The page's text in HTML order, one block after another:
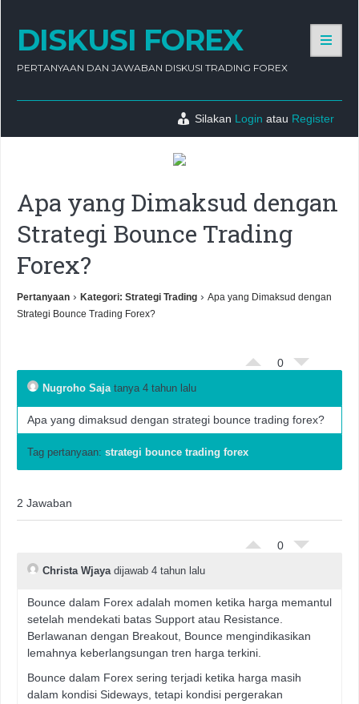
DISKUSI FOREX
PERTANYAAN DAN JAWABAN DISKUSI TRADING FOREX
Silakan Login atau Register
Apa yang Dimaksud dengan
Strategi Bounce Trading
Forex?
Pertanyaan › Kategori: Strategi Trading › Apa yang Dimaksud dengan
Strategi Bounce Trading Forex?
0
Nugroho Sajatanya 4 tahun lalu
Apa yang dimaksud dengan strategi bounce trading forex?
Tag pertanyaan: strategi bounce trading forex
2 Jawaban
0
Christa Wjayadijawab 4 tahun lalu
Bounce dalam Forex adalah momen ketika harga memantul
setelah mendekati batas Support atau Resistance.
Berlawanan dengan Breakout, Bounce mengindikasikan
lemahnya keberlangsungan tren harga terkini.
Bounce dalam Forex sering terjadi ketika harga masih
dalam kondisi Sideways, tetapi kondisi pergerakan